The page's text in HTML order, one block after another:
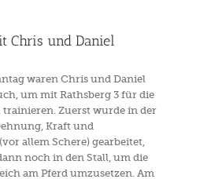
Chris und Daniel
waren Chris und Daniel
um mit Rathsberg 3 für die
trainieren. Zuerst wurde in der
Kraft und
allem Schere) gearbeitet,
noch in den Stall, um die
am Pferd umzusetzen. Am